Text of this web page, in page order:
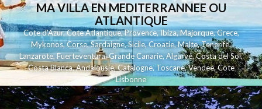
MA VILLA EN MEDITERRANNEE OU
ATLANTIQUE
Cote d'Azur,Cote Atlantique,Provence,Ibiza,Majorque,Grece,
Mykonos,Corse,Sardaigne,Sicile,Croatie,Malte,Tenerife,
Lanzarote,Fuerteventura,Grande Canarie,Algarve,Costa del Sol,
Costa Blanca,Andalousie,Catalogne,Toscane,Vendee,Cote
Lisbonne